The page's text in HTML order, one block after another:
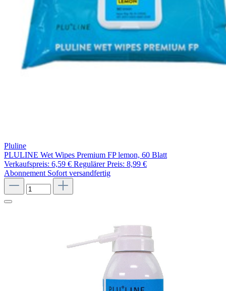
Pluline
PLULINE Wet Wipes Premium FP lemon, 60 Blatt
Verkaufspreis: 6,59 € Regulärer Preis: 8,99 €
Abonnement Sofort versandfertig